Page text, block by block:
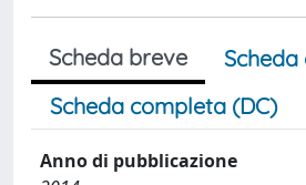
Scheda breve
Scheda completa (DC)
Anno di pubblicazione